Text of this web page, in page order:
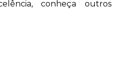
conheça outros